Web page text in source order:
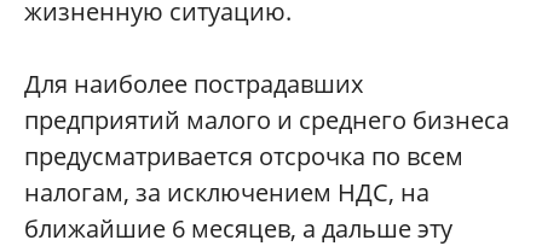
жизненную ситуацию.
Для наиболее пострадавших
предприятий малого и среднего бизнеса
предусматривается отсрочка по всем
налогам, за исключением НДС, на
ближайшие 6 месяцев, а дальше эту